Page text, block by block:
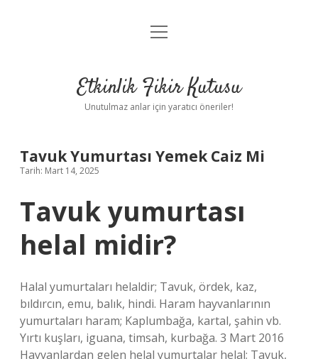
Anasayfa
Yasal Uyarı
menüyü
Etkinlik Fikir Kutusu
Unutulmaz anlar için yaratıcı öneriler!
Tavuk Yumurtası Yemek Caiz Mi
Tarih: Mart 14, 2025
Tavuk yumurtası
helal midir?
Halal yumurtaları helaldir; Tavuk, ördek, kaz,
bıldırcın, emu, balık, hindi. Haram hayvanlarının
yumurtaları haram; Kaplumbağa, kartal, şahin vb.
Yırtı kuşları, iguana, timsah, kurbağa. 3 Mart 2016
Hayvanlardan gelen helal yumurtalar helal; Tavuk,